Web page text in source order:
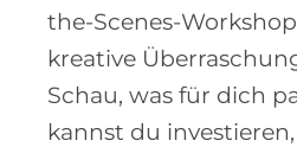
the-Scenes-
kreative
Schau, was für dich
kannst du